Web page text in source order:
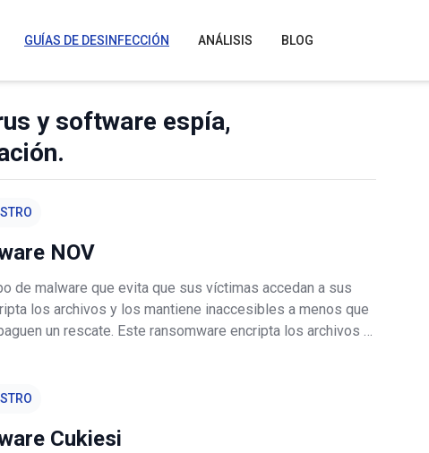
GUÍAS DE DESINFECCIÓN ANÁLISIS BLOG
y software espía,
NOV
de malware que evita que sus víctimas accedan a sus
los archivos y los mantiene inaccesibles a menos que
un rescate. Este ransomware encripta los archivos y
Cukiesi